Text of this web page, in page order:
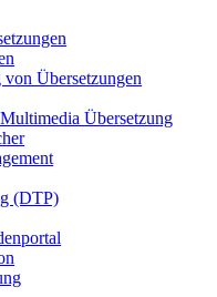
Übersetzungen
Übersetzung
(DTP)